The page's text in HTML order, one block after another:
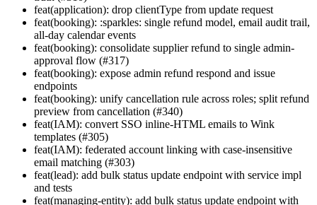
feat(application): drop clientType from update request
feat(booking): :sparkles: single refund model, email audit trail,
all-day calendar events
feat(booking): consolidate supplier refund to single admin-
approval flow (#317)
feat(booking): expose admin refund respond and issue
endpoints
feat(booking): unify cancellation rule across roles; split refund
preview from cancellation (#340)
feat(IAM): convert SSO inline-HTML emails to Wink
templates (#305)
feat(IAM): federated account linking with case-insensitive
email matching (#303)
feat(lead): add bulk status update endpoint with service impl
and tests
feat(managing-entity): add bulk status update endpoint with